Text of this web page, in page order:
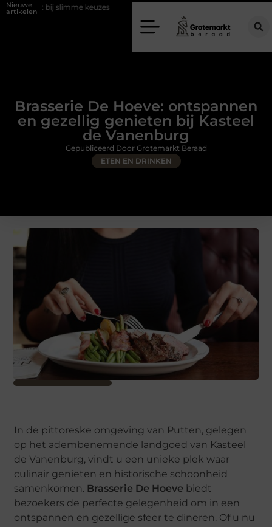
Nieuwe
artikelen
keuzes Waarom kiezen voor een rijschool in Utrecht?
Brasserie De Hoeve: ontspannen
en gezellig genieten bij Kasteel
de Vanenburg
ETEN EN DRINKEN
Gepubliceerd Door Grotemarkt Beraad
In de pittoreske omgeving van Putten, gelegen
op het adembenemende landgoed van Kasteel
de Vanenburg, vindt u een unieke plek waar
culinair genieten en historische schoonheid
samenkomen. Brasserie De Hoeve biedt
bezoekers de perfecte gelegenheid om in een
ontspannen en gezellige sfeer te dineren. Of u nu